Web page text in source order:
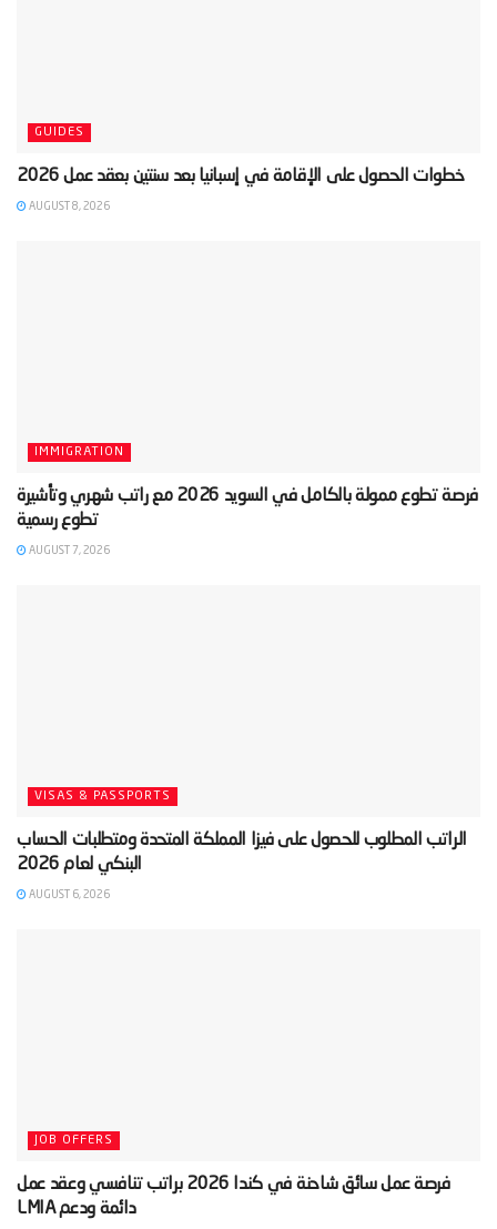
GUIDES
‫خطوات الحصول على الإقامة في إسبانيا بعد سنتين بعقد عمل 2026‬
AUGUST 8, 2026
IMMIGRATION
‫فرصة تطوع ممولة بالكامل في السويد 2026 مع راتب شهري وتأشيرة
تطوع رسمية‬
AUGUST 7, 2026
VISAS & PASSPORTS
‫الراتب المطلوب للحصول على فيزا المملكة المتحدة ومتطلبات الحساب
AUGUST 6, 2026
JOB OFFERS
‫فرصة عمل سائق شاحنة في كندا 2026 براتب تنافسي وعقد عمل
دائمة ودعم LMIA‬